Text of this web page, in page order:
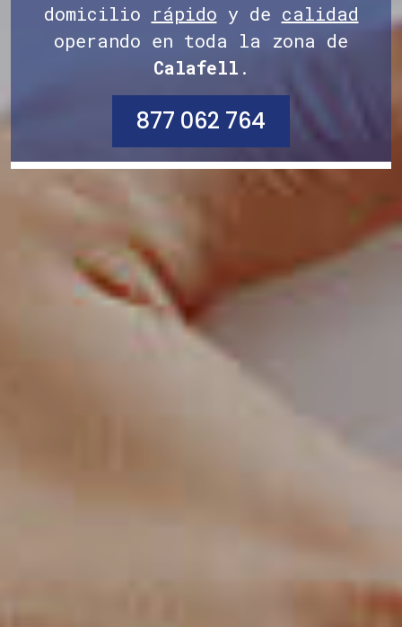
domicilio
rápido y de calidad
operando en toda la zona de
Calafell .
877 062 764